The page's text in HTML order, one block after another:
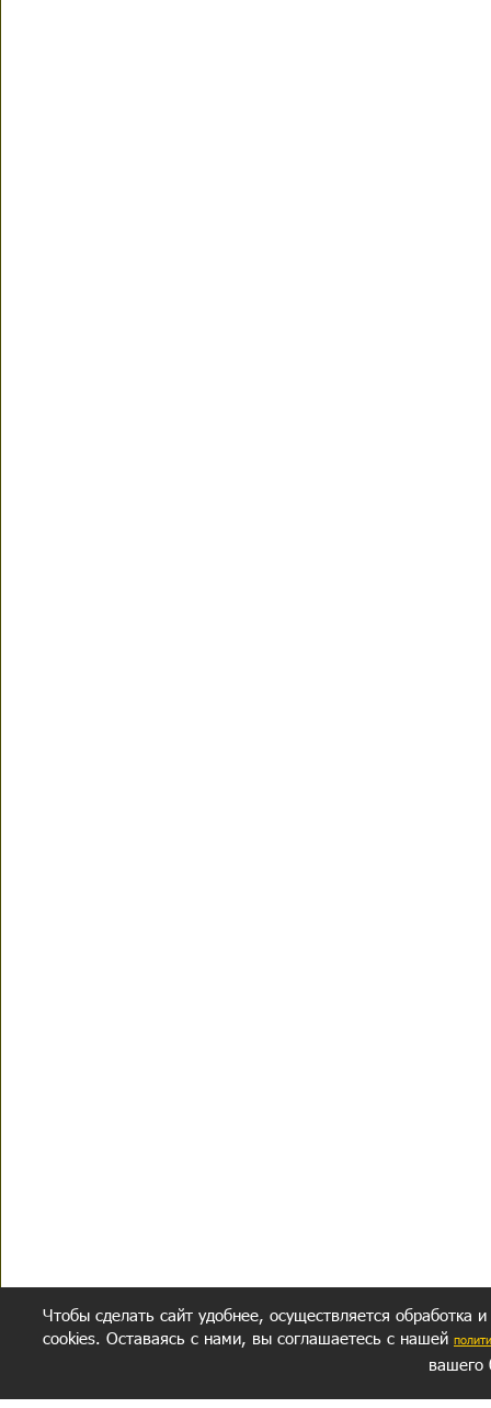
Чтобы сделать сайт удобнее, осуществляется обработка
cookies. Оставаясь с нами, вы соглашаетесь с нашей
вашего